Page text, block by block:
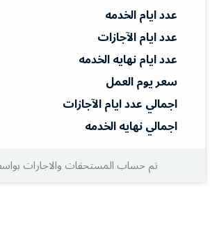
عدد ايام الخدمه
عدد ايام الآجازات
عدد ايام نهايه الخدمه
سعر يوم العمل
اجمالي عدد ايام الآجازات
اجمالي نهايه الخدمه
تم حساب المستحقات والاجارات